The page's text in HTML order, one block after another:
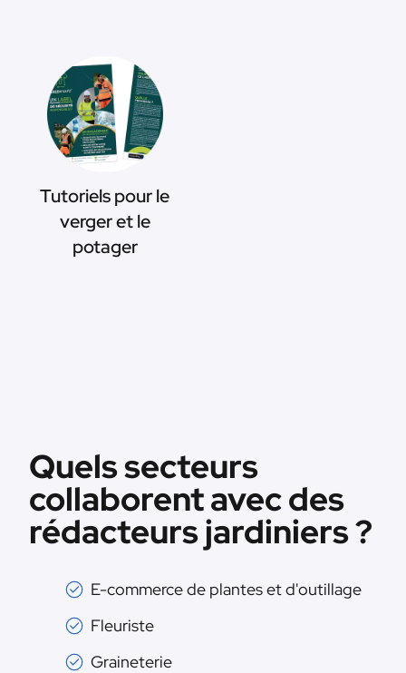
Tutoriels pour le
verger et le
potager
Quels secteurs
collaborent avec des
rédacteurs jardiniers ?
E-commerce de plantes et d'outillage
Fleuriste
Graineterie